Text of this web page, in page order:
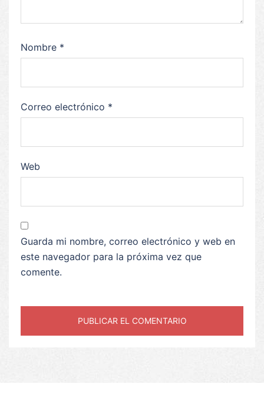
Nombre *
Correo electrónico *
Web
Guarda mi nombre, correo electrónico y web en
este navegador para la próxima vez que
comente.